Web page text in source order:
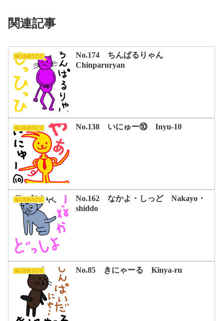
関連記事
ねこのおうこく
No.174 ちんぱるりゃん
Chinparuryan
ねこのおうこく No.138 いにゅー⑩ Inyu-10
ねこのおうこく
No.162 なかよ・しっど Nakayo・
shiddo
ねこのおうこく No.85 きにゃーる Kinya-ru